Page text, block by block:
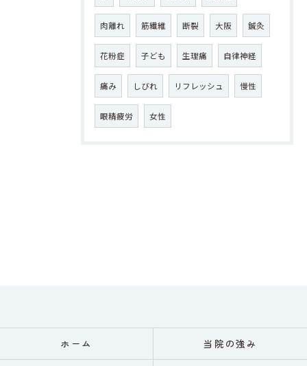
肉離れ 筋繊維 断裂 大阪 鍼灸
花粉症 子ども 生理痛 自律神経
痛み しびれ リフレッシュ 慢性
眼精疲労 女性
ホーム 当院の強み